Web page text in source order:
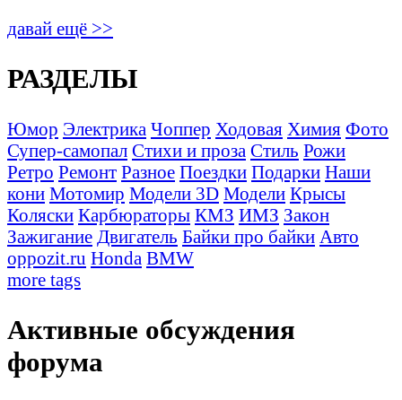
давай ещё >>
РАЗДЕЛЫ
Юмор Электрика Чоппер Ходовая Химия Фото
Супер-самопал Стихи и проза Стиль Рожи
Ретро Ремонт Разное Поездки Подарки Наши
кони Мотомир Модели 3D Модели Крысы
Коляски Карбюраторы КМЗ ИМЗ Закон
Зажигание Двигатель Байки про байки Авто
oppozit.ru Honda BMW
more tags
Активные обсуждения
форума